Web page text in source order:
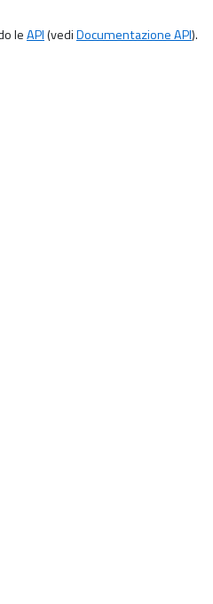
leAPI(vediDocumentazione API).